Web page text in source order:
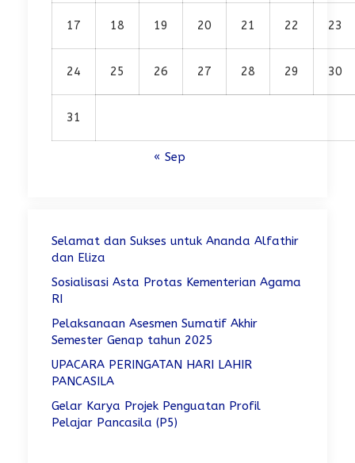
17 18 19 20 21 22 23
24 25 26 27 28 29 30
31
« Sep
Selamat dan Sukses untuk Ananda Alfathir
dan Eliza
Sosialisasi Asta Protas Kementerian Agama
RI
Pelaksanaan Asesmen Sumatif Akhir
Semester Genap tahun 2025
UPACARA PERINGATAN HARI LAHIR
PANCASILA
Gelar Karya Projek Penguatan Profil
Pelajar Pancasila (P5)